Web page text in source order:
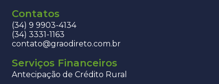
Contatos
(34) 9 9903-4134
(34) 3331-1163
contato@graodireto.com.br
Serviços Financeiros
Antecipação de Crédito Rural